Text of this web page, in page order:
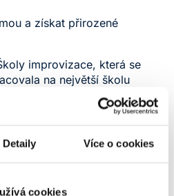
Detaily Více o cookies
cookies
a získat přirozené
improvizace, která se
na největší školu
na světě. Už více než 20 let
leadershipu a lidskosti